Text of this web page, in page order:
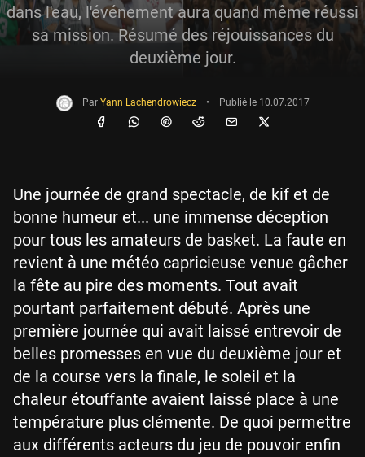
dans l'eau, l'événement aura quand même réussi
sa mission. Résumé des réjouissances du
deuxième jour.
Par Yann Lachendrowiecz • Publié le 10.07.2017
Une journée de grand spectacle, de kif et de
bonne humeur et... une immense déception
pour tous les amateurs de basket. La faute en
revient à une météo capricieuse venue gâcher
la fête au pire des moments. Tout avait
pourtant parfaitement débuté. Après une
première journée qui avait laissé entrevoir de
belles promesses en vue du deuxième jour et
de la course vers la finale, le soleil et la
chaleur étouffante avaient laissé place à une
température plus clémente. De quoi permettre
aux différents acteurs du jeu de pouvoir enfin